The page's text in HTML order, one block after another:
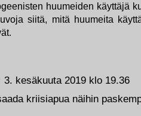
3. kesäkuuta 2019 klo 19.36
kriisiapua näihin
huumeiden käyttäjä
siitä, mitä huumeita